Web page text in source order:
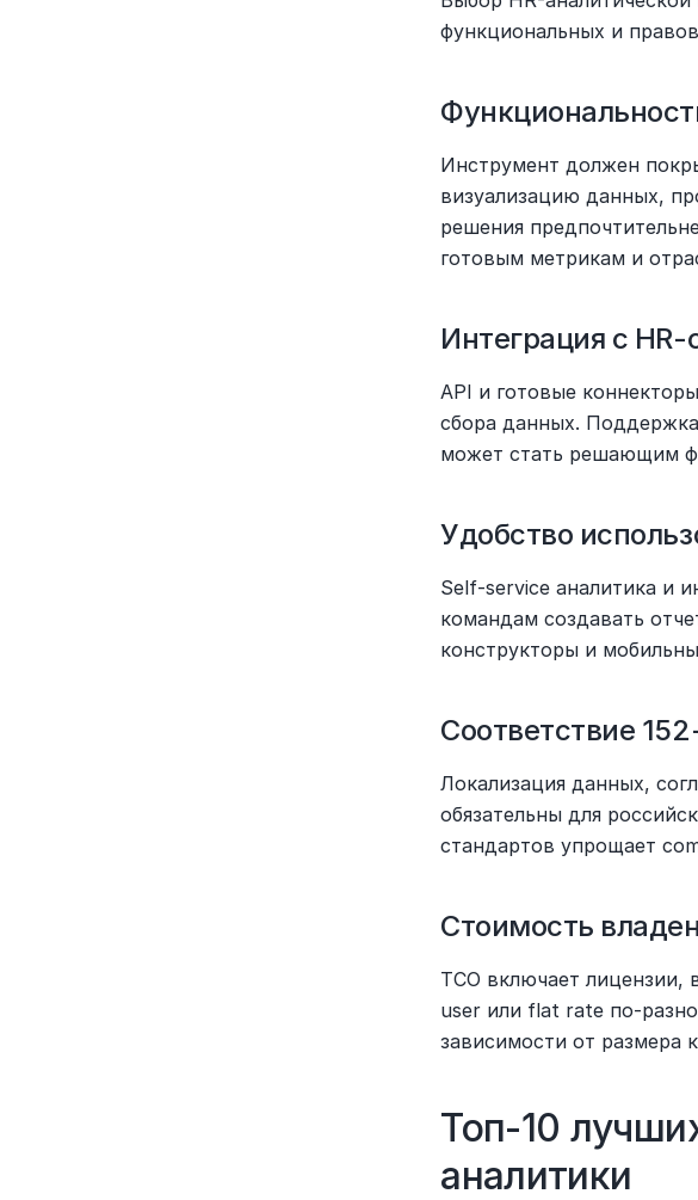
функциональных и
Инструмент должен
визуализацию данных,
решения
готовым метрикам и
Интеграция с
API и готовые
сбора данных.
может стать решающим
Удобство
Self-service аналитика и
командам создавать
конструкторы и
Соответствие
Локализация данных,
обязательны для
стандартов упрощает
Стоимость
TCO включает
user или flat rate по-
зависимости от размера
Топ-10
аналитики